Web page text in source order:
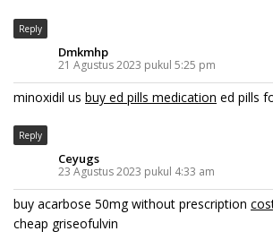
Reply
Dmkmhp
21 Agustus 2023 pukul 5:25 pm
minoxidil us buy ed pills medication ed pills
Reply
Ceyugs
23 Agustus 2023 pukul 4:33 am
buy acarbose 50mg without prescription
cheap griseofulvin